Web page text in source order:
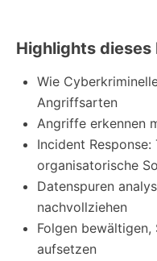
Highlights dieses
Wie
Angriffsarten
Angriffe erkennen
Incident Response:
organisatorische
Datenspuren
nachvollziehen
Folgen
aufsetzen